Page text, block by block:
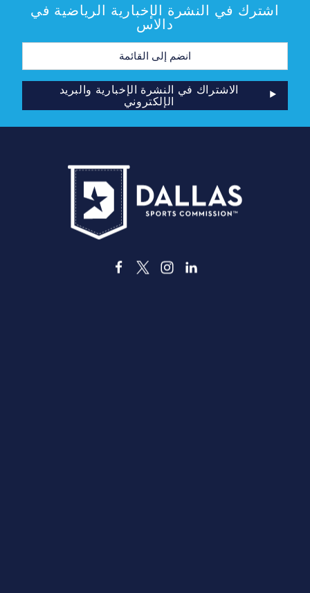
اشترك في النشرة الإخبارية الرياضية في
دالاس
عنوان
الإلكتروني
الاشتراك في النشرة الإخبارية والبريد
الإلكتروني